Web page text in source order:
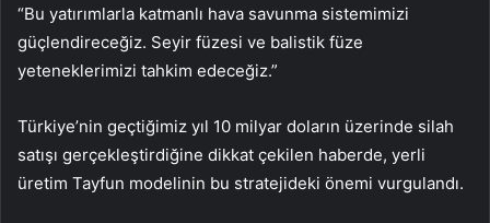
“Bu yatırımlarla katmanlı hava savunma sistemimizi
güçlendireceğiz. Seyir füzesi ve balistik füze
yeteneklerimizi tahkim edeceğiz.”
Türkiye’nin geçtiğimiz yıl 10 milyar doların üzerinde silah
satışı gerçekleştirdiğine dikkat çekilen haberde, yerli
üretim Tayfun modelinin bu stratejideki önemi vurgulandı.